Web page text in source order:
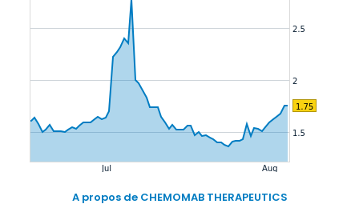
A propos de CHEMOMAB THERAPEUTICS